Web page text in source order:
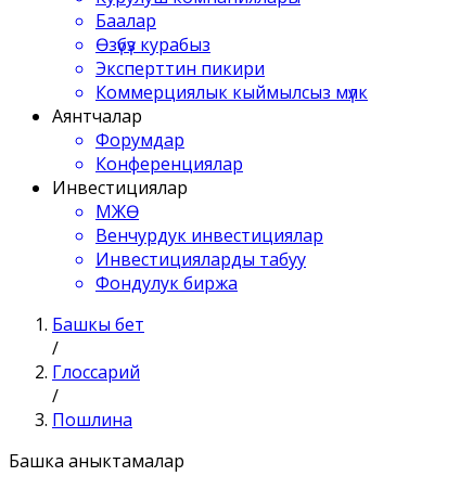
Баалар
Өзүбүз курабыз
Эксперттин пикири
Коммерциялык кыймылсыз мүлк
Аянтчалар
Форумдар
Конференциялар
Инвестициялар
МЖӨ
Венчурдук инвестициялар
Инвестицияларды табуу
Фондулук биржа
Башкы бет
/
Глоссарий
/
Пошлина
Башка аныктамалар